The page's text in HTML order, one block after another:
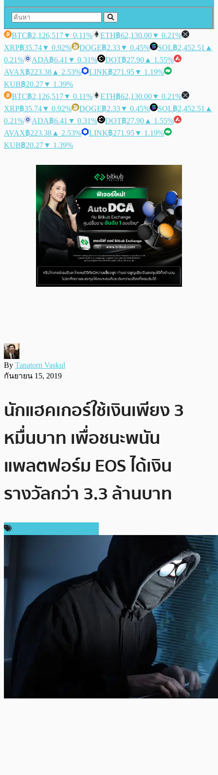
BTC฿2,126,517▼ 0.11% ETH฿62,130.00▼ 0.21%
XRP฿35.74▼ 0.92% DOGE฿2.33▼ 0.45% SOL฿2,452.51 ▲
0.21%
ADA฿6.41 ▼ 0.31% DOT฿27.90 ▲ 1.55%
AVAX฿223.38 ▲ 2.53% LINK฿271.95▼ 1.19%
KUB฿20.27▼ 1.39%
BTC฿2,126,517▼ 0.11% ETH฿62,130.00▼ 0.21%
XRP฿35.74▼ 0.92% DOGE฿2.33▼ 0.45% SOL฿2,452.51 ▲
0.21%
ADA฿6.41 ▼ 0.31% DOT฿27.90 ▲ 1.55%
AVAX฿223.38 ▲ 2.53% LINK฿271.95▼ 1.19%
KUB฿20.27▼ 1.39%
By Tanatorn Vaskul
กันยายน 15, 2019
นักแฮคเกอร์ใช้เงินเพียง 3
หมื่นบาท เพื่อชนะพนัน
แพลตฟอร์ม EOS ได้เงิน
รางวัลกว่า 3.3 ล้านบาท